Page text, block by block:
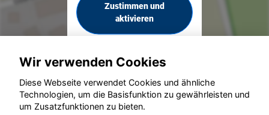
Zustimmen und
aktivieren
© konjunkturmotor.de GmbH 2020 - 2026
Wir verwenden Cookies
Diese Webseite verwendet Cookies und ähnliche
Technologien, um die Basisfunktion zu gewährleisten und
um Zusatzfunktionen zu bieten.